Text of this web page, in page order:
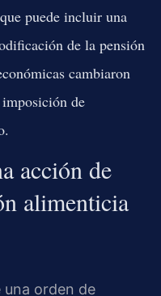
puede incluir una
de la pensión
cambiaron
de
acción de
alimenticia
orden de